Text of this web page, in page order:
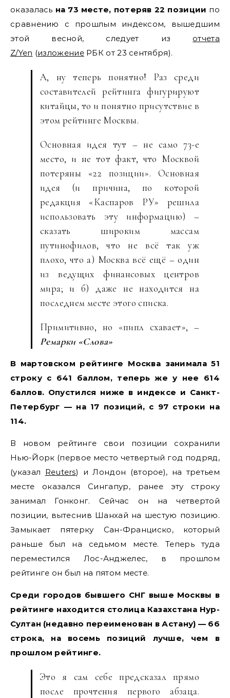
оказалась на 73 месте, потеряв 22 позиции по
сравнению с прошлым индексом, вышедшим
этой весной, следует из отчета
Z/Yen (изложениеРБК от 23 сентября).
А, ну теперь понятно! Раз среди
составителей рейтинга фигурируют
китайцы, то и понятно присутствие в
этом рейтинге Москвы.
Основная идея тут – не само 73-е
место, и не тот факт, что Москвой
потеряны «22 позиции». Основная
идея (и причина, по которой
редакция «Каспаров РУ» решила
использовать эту информацию) –
сказать широким массам
путинофилов, что не всё так уж
плохо, что а) Москва всё ещё – один
из ведущих финансовых центров
мира; и б) даже не находится на
последнем месте этого списка.
Примитивно, но «пипл схавает», –
Ремарки «Слова»
В мартовском рейтинге Москва занимала 51
строку с 641 баллом, теперь же у нее 614
баллов. Опустился ниже в индексе и Санкт-
Петербург — на 17 позиций, с 97 строки на
114.
В новом рейтинге свои позиции сохранили
Нью-Йорк (первое место четвертый год подряд,
(указал Reuters) и Лондон (второе), на третьем
месте оказался Сингапур, ранее эту строку
занимал Гонконг. Сейчас он на четвертой
позиции, вытеснив Шанхай на шестую позицию.
Замыкает пятерку Сан-Франциско, который
раньше был на седьмом месте. Теперь туда
переместился Лос-Анджелес, в прошлом
рейтинге он был на пятом месте.
Среди городов бывшего СНГ выше Москвы в
рейтинге находится столица Казахстана Нур-
Султан (недавно переименован в Астану) — 66
строка, на восемь позиций лучше, чем в
прошлом рейтинге.
Это я сам себе предсказал прямо
после прочтения первого абзаца.